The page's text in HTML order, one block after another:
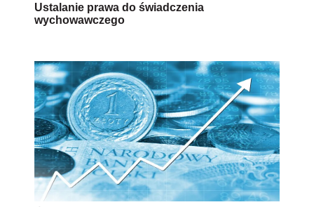
Ustalanie prawa do świadczenia
wychowawczego